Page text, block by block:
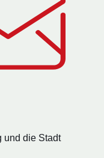
und die Stadt